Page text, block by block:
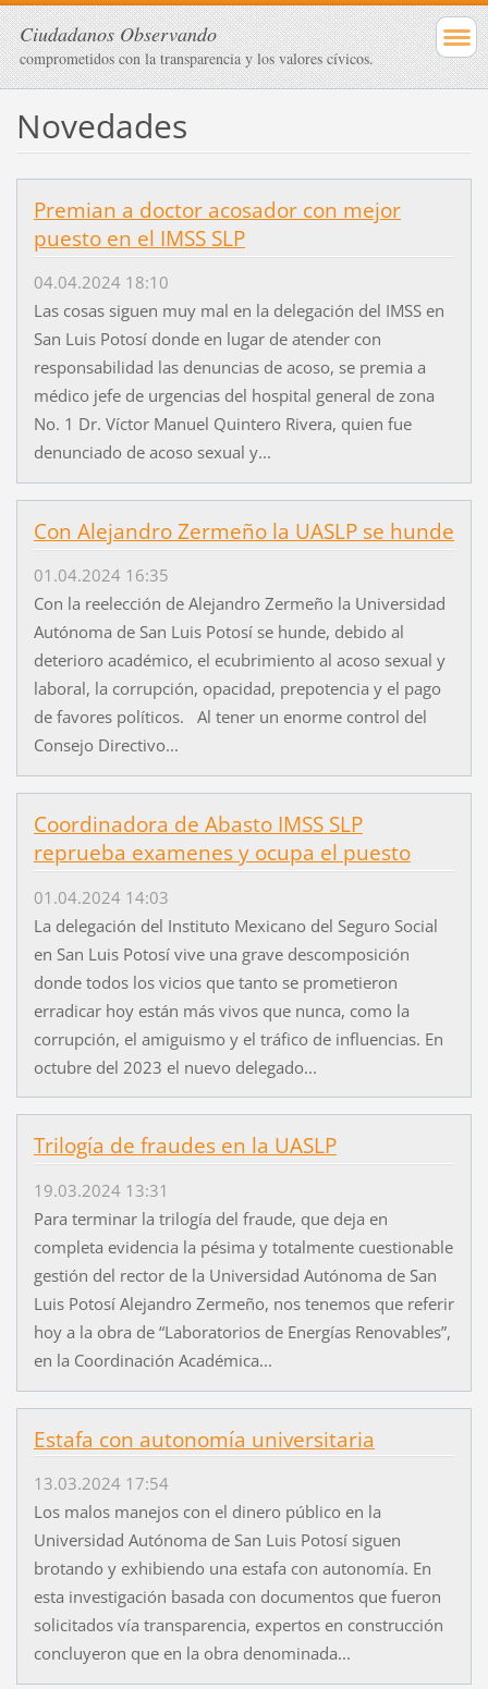
Ciudadanos Observando
comprometidos con la transparencia y los valores cívicos.
Novedades
Premian a doctor acosador con mejor
puesto en el IMSS SLP
04.04.2024 18:10
Las cosas siguen muy mal en la delegación del IMSS en
San Luis Potosí donde en lugar de atender con
responsabilidad las denuncias de acoso, se premia a
médico jefe de urgencias del hospital general de zona
No. 1 Dr. Víctor Manuel Quintero Rivera, quien fue
denunciado de acoso sexual y...
Con Alejandro Zermeño la UASLP se hunde
01.04.2024 16:35
Con la reelección de Alejandro Zermeño la Universidad
Autónoma de San Luis Potosí se hunde, debido al
deterioro académico, el ecubrimiento al acoso sexual y
laboral, la corrupción, opacidad, prepotencia y el pago
de favores políticos. Al tener un enorme control del
Consejo Directivo...
Coordinadora de Abasto IMSS SLP
reprueba examenes y ocupa el puesto
01.04.2024 14:03
La delegación del Instituto Mexicano del Seguro Social
en San Luis Potosí vive una grave descomposición
donde todos los vicios que tanto se prometieron
erradicar hoy están más vivos que nunca, como la
corrupción, el amiguismo y el tráfico de influencias. En
octubre del 2023 el nuevo delegado...
Trilogía de fraudes en la UASLP
19.03.2024 13:31
Para terminar la trilogía del fraude, que deja en
completa evidencia la pésima y totalmente cuestionable
gestión del rector de la Universidad Autónoma de San
Luis Potosí Alejandro Zermeño, nos tenemos que referir
hoy a la obra de “Laboratorios de Energías Renovables”,
en la Coordinación Académica...
Estafa con autonomía universitaria
13.03.2024 17:54
Los malos manejos con el dinero público en la
Universidad Autónoma de San Luis Potosí siguen
brotando y exhibiendo una estafa con autonomía. En
esta investigación basada con documentos que fueron
solicitados vía transparencia, expertos en construcción
concluyeron que en la obra denominada...